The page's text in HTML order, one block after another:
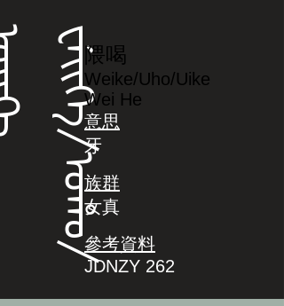
ᠸ
ᡝ
ᡳ
ᡴ
ᡝ
/
ᠣ
ᡥ
ᠣ
/
ᠣ
ᡳ
ᡴ隈喝
Weike/Uho/Uike
Wei He
意思
牙
族群
女真
參考資料
JDNZY 262